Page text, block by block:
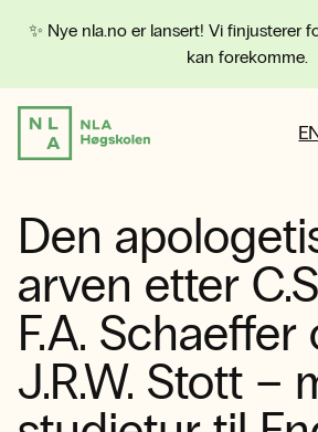
✨ Nye nla.no er lansert! Vi finjusterer
kan forekomme.
Den
arven etter
F.A. Schaeffer
J.R.W. Stott –